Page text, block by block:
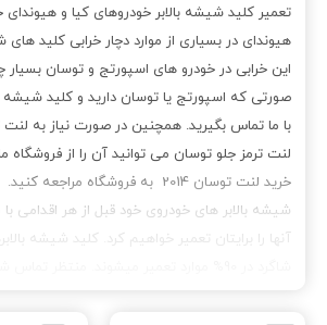
کليد شيشه بالابر سراتو , کليد شيشه بالابر سوناتا ,
کليد شيشه بالابر هيونداي , کيا , کيا اپتيما , کيا
کيا سراتو , کيا سرويس , کيا سرويس 1 , کيا
کيا کادنزا , کيا موتور , کيا موهاوي , گیلان ,
موهاوي 6 سيلندر
, موهاوي 8 سيلندر , موهاوي
موهاوي هشت سيلندر , هيوندا , هيوندا آزرا ,
هيوندا النترا
, هيوندا جنسيس , هيوندا جنسيس
هيوندا ورنا , هيونداي , هيونداي توسان , هيونداي
تعمیر کلید شیشه بالابر خودروهای کیا و هیوندای
هیوندای در بسیاری از موارد دچار خرابی کلید
این خرابی در خودرو های اسپورتج و توسان
صورتی که اسپورتج یا توسان دارید و کلید شیشه
با ما تماس بگیرید. همچنین در صورت نیاز به لنت
لنت ترمز جلو توسان می توانید آن را از فروشگاه
خرید لنت توسان 2014 به فروشگاه
شیشه بالابر های خودروی خود قبل از هر اقدامی با
آنها را برایتان تعمیر خواهیم کرد. کلید شیشه